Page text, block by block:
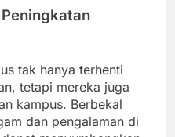
tak hanya terhenti
tetapi mereka juga
kampus. Berbekal
dan pengalaman di